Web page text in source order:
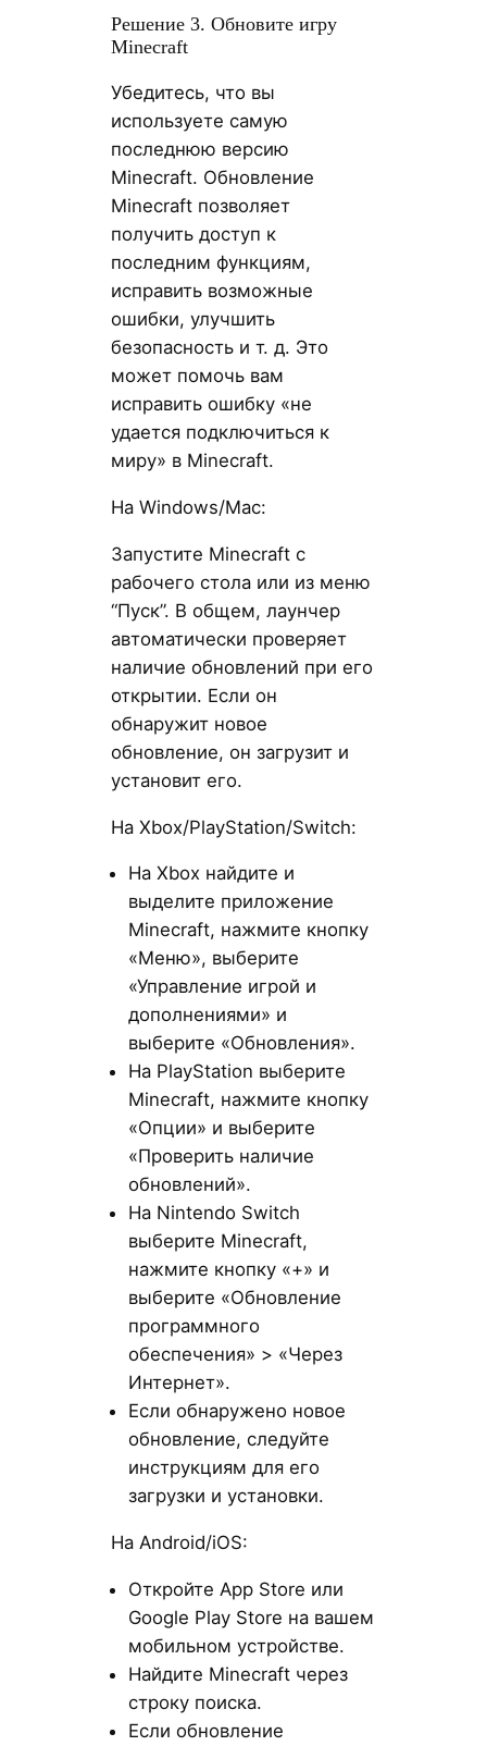
Решение 3. Обновите игру
Minecraft
Убедитесь, что вы
используете самую
последнюю версию
Minecraft. Обновление
Minecraft позволяет
получить доступ к
последним функциям,
исправить возможные
ошибки, улучшить
безопасность и т. д. Это
может помочь вам
исправить ошибку «не
удается подключиться к
миру» в Minecraft.
На Windows/Mac:
Запустите Minecraft с
рабочего стола или из меню
“Пуск”. В общем, лаунчер
автоматически проверяет
наличие обновлений при его
открытии. Если он
обнаружит новое
обновление, он загрузит и
установит его.
На Xbox/PlayStation/Switch:
На Xbox найдите и
выделите приложение
Minecraft, нажмите кнопку
«Меню», выберите
«Управление игрой и
дополнениями» и
выберите «Обновления».
На PlayStation выберите
Minecraft, нажмите кнопку
«Опции» и выберите
«Проверить наличие
обновлений».
На Nintendo Switch
выберите Minecraft,
нажмите кнопку «+» и
выберите «Обновление
программного
обеспечения» > «Через
Интернет».
Если обнаружено новое
обновление, следуйте
инструкциям для его
загрузки и установки.
На Android/iOS:
Откройте App Store или
Google Play Store на вашем
мобильном устройстве.
Найдите Minecraft через
строку поиска.
Если обновление